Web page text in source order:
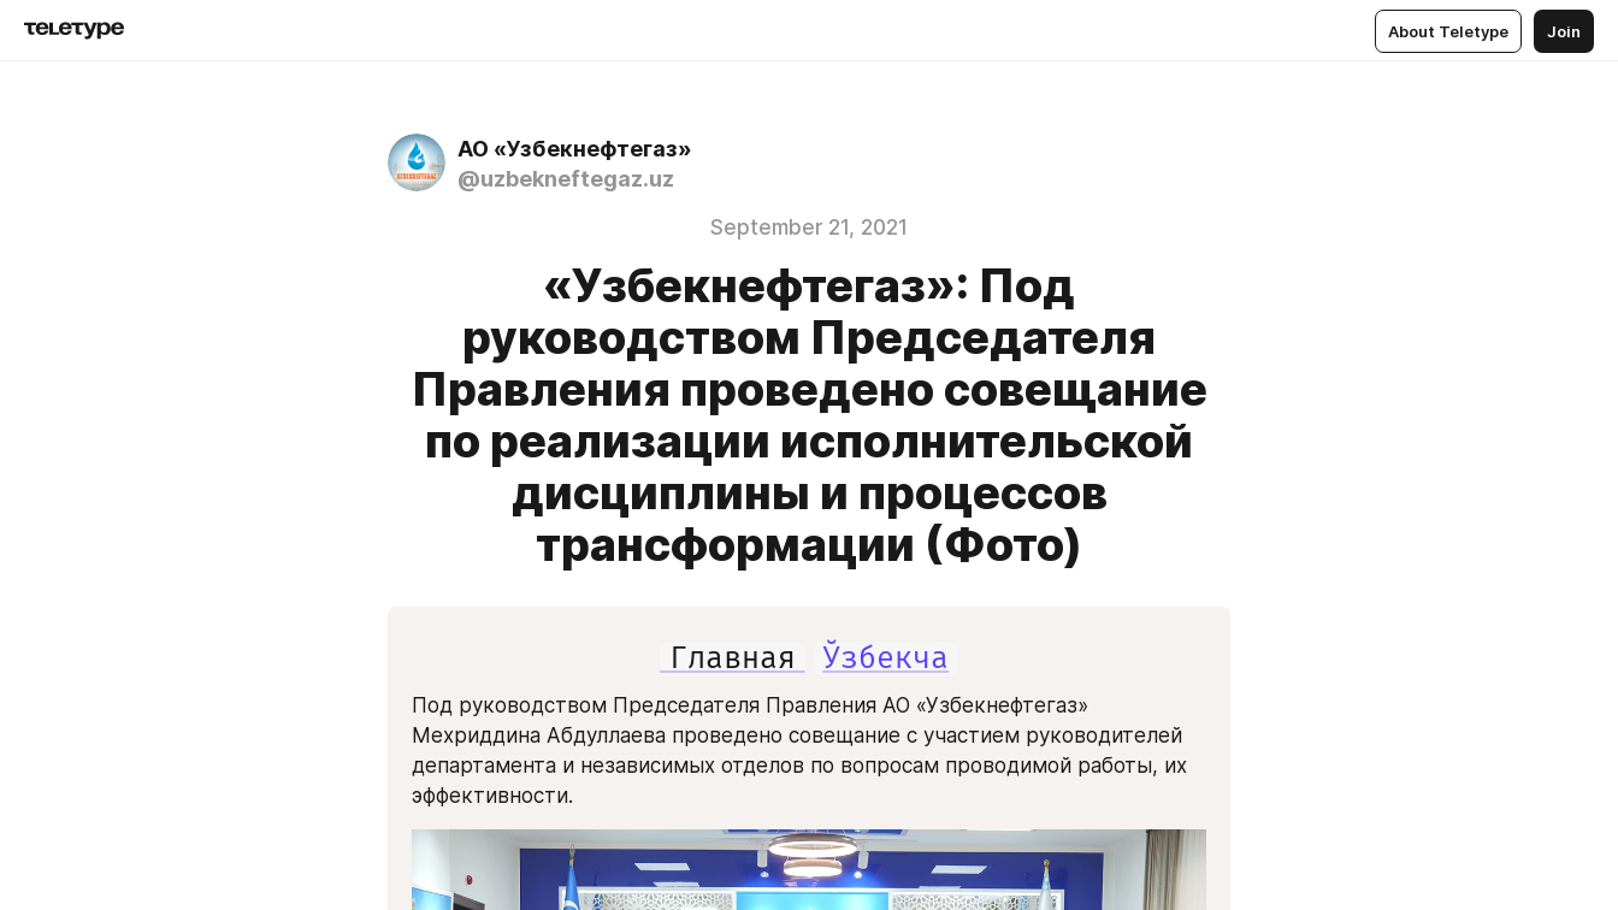
About Teletype Join
АО «Узбекнефтегаз»
@uzbekneftegaz.uz
September 21, 2021
«Узбекнефтегаз»: Под
руководством Председателя
Правления проведено совещание
по реализации исполнительской
дисциплины и процессов
трансформации (Фото)
Главная Ўзбекча
Под руководством Председателя Правления АО «Узбекнефтегаз»
Мехриддина Абдуллаева проведено совещание с участием руководителей
департамента и независимых отделов по вопросам проводимой работы, их
эффективности.